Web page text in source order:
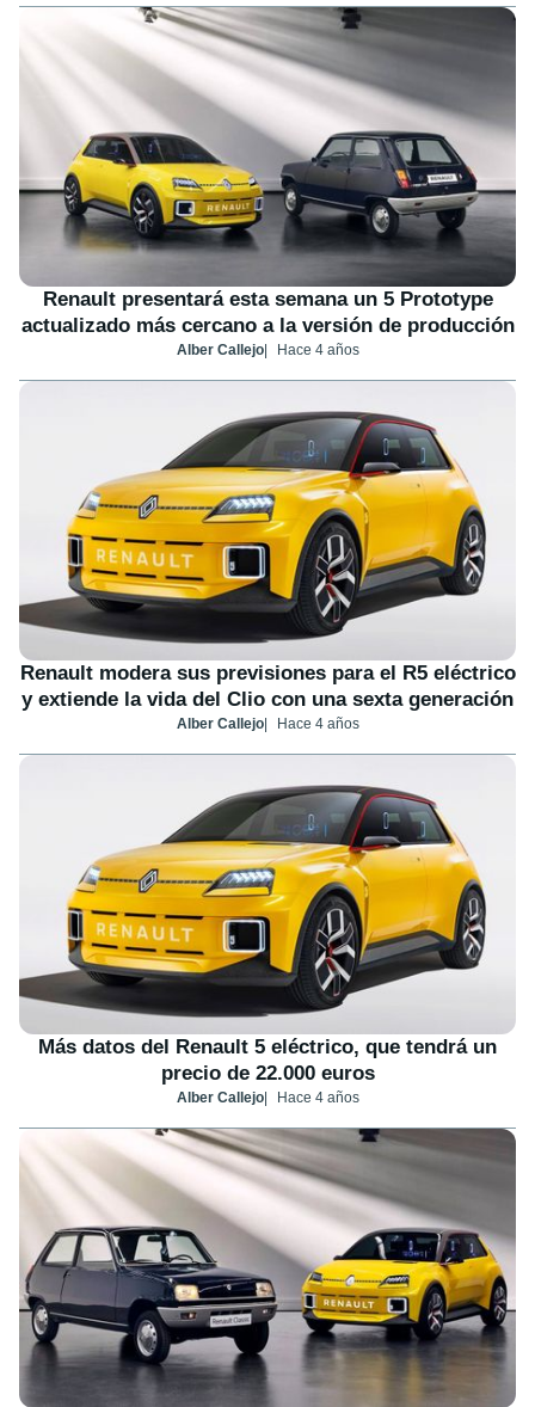
Renault presentará esta semana un 5 Prototype
actualizado más cercano a la versión de producción
Alber Callejo Hace 4 años
Renault modera sus previsiones para el R5 eléctrico
y extiende la vida del Clio con una sexta generación
Alber Callejo Hace 4 años
Más datos del Renault 5 eléctrico, que tendrá un
precio de 22.000 euros
Alber Callejo Hace 4 años